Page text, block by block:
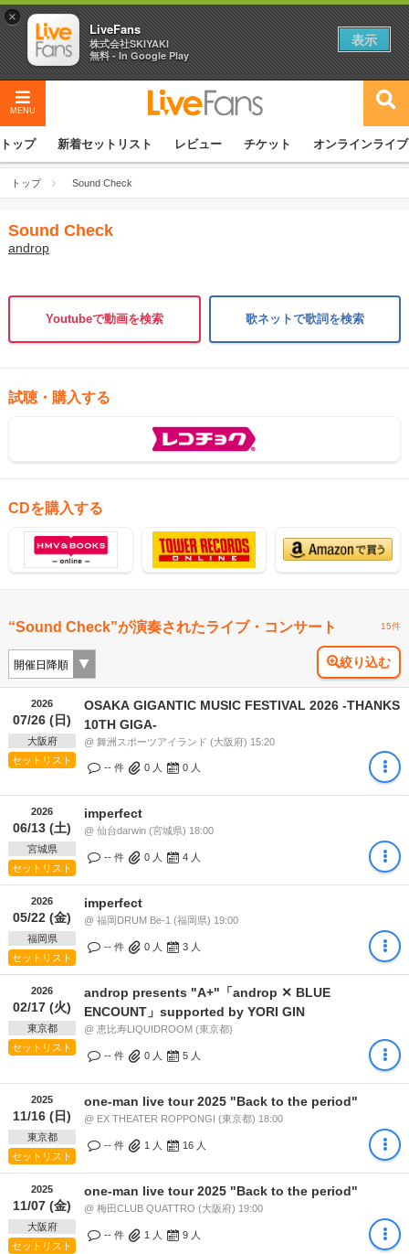
MENU
トップ 新着セットリスト レビュー チケット オンラインライブ
トップ Sound Check
Sound Check
androp
Youtubeで動画を検索 歌ネットで歌詞を検索
試聴・購入する
CDを購入する
“Sound Check”が演奏されたライブ・コンサート 15件
絞り込む
2026
07/26 (日)
大阪府
セットリスト
OSAKA GIGANTIC MUSIC FESTIVAL 2026 -THANKS
10TH GIGA-
@ 舞洲スポーツアイランド (大阪府) 15:20
-- 件 0 人 0 人
2026
06/13 (土)
宮城県
セットリスト
imperfect
@ 仙台darwin (宮城県) 18:00
-- 件 0 人 4 人
2026
05/22 (金)
福岡県
セットリスト
imperfect
@ 福岡DRUM Be-1 (福岡県) 19:00
-- 件 0 人 3 人
2026
02/17 (火)
東京都
セットリスト
androp presents "A+"「androp ✕ BLUE
ENCOUNT」supported by YORI GIN
@ 恵比寿LIQUIDROOM (東京都)
-- 件 0 人 5 人
2025
11/16 (日)
東京都
セットリスト
one-man live tour 2025 "Back to the period"
@ EX THEATER ROPPONGI (東京都) 18:00
-- 件 1 人 16 人
2025
11/07 (金)
大阪府
セットリスト
one-man live tour 2025 "Back to the period"
@ 梅田CLUB QUATTRO (大阪府) 19:00
-- 件 1 人 9 人
×
LiveFans
株式会社SKIYAKI
無料 - In Google Play
表示